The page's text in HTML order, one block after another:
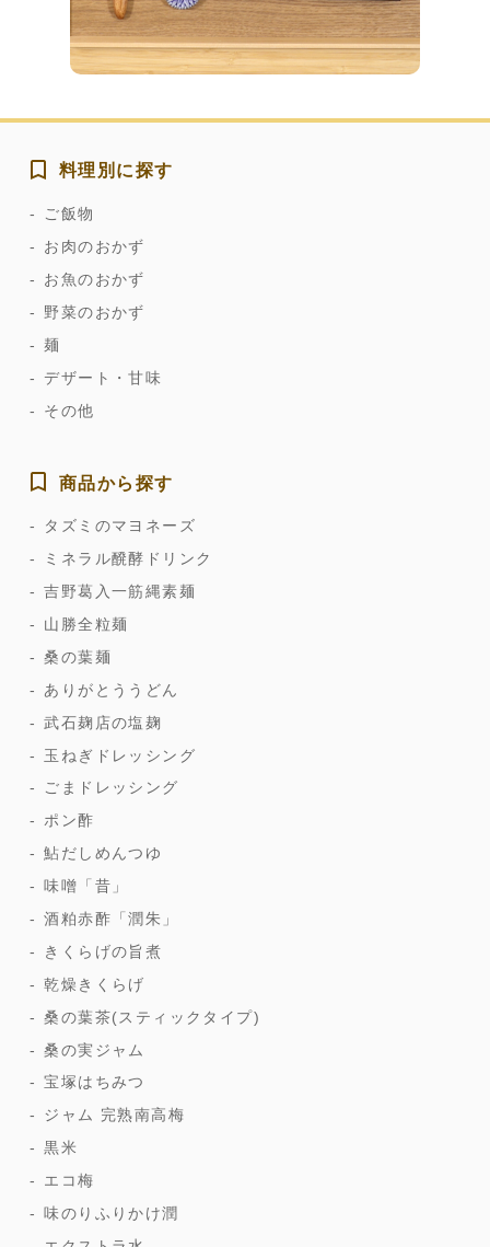
料理別に探す
ご飯物
お肉のおかず
お魚のおかず
野菜のおかず
麺
デザート・甘味
その他
商品から探す
タズミのマヨネーズ
ミネラル醗酵ドリンク
吉野葛入一筋縄素麺
山勝全粒麺
桑の葉麺
ありがとううどん
武石麹店の塩麹
玉ねぎドレッシング
ごまドレッシング
ポン酢
鮎だしめんつゆ
味噌「昔」
酒粕赤酢「潤朱」
きくらげの旨煮
乾燥きくらげ
桑の葉茶(スティックタイプ)
桑の実ジャム
宝塚はちみつ
ジャム 完熟南高梅
黒米
エコ梅
味のりふりかけ潤